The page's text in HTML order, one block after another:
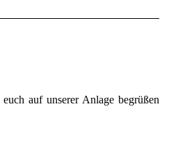
auf unserer Anlage begrüßen